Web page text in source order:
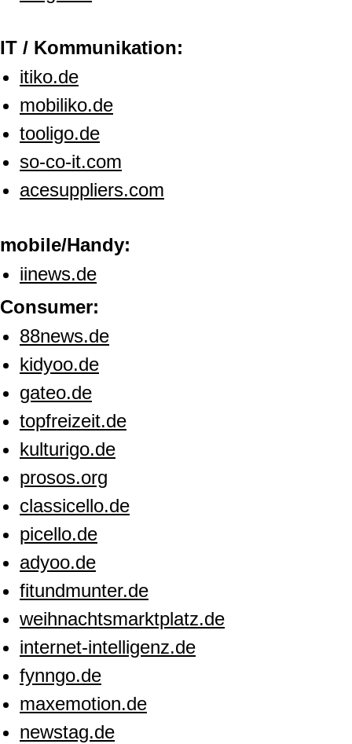
IT / Kommunikation:
itiko.de
mobiliko.de
tooligo.de
so-co-it.com
acesuppliers.com
mobile/Handy:
iinews.de
Consumer:
88news.de
kidyoo.de
gateo.de
topfreizeit.de
kulturigo.de
prosos.org
classicello.de
picello.de
adyoo.de
fitundmunter.de
weihnachtsmarktplatz.de
internet-intelligenz.de
fynngo.de
maxemotion.de
newstag.de